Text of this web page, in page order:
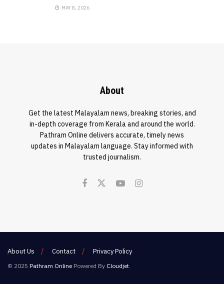
MAY 8, 2026
About
Get the latest Malayalam news, breaking stories, and
in-depth coverage from Kerala and around the world.
Pathram Online delivers accurate, timely news
updates in Malayalam language. Stay informed with
trusted journalism.
About Us Contact Privacy Policy
© 2025 Pathram Online Powered By Cloudjet